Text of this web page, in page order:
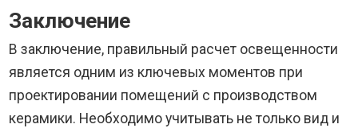
Заключение
В заключение, правильный расчет освещенности
является одним из ключевых моментов при
проектировании помещений с производством
керамики. Необходимо учитывать не только вид и